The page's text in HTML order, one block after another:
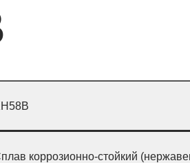
коррозионно-стойкий